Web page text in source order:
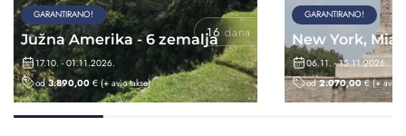
16 dana
GARANTIRANO!
Južna Amerika - 6 zemalja
17.10. - 01.11.2026.
od3.890,00 € (+ avio takse)
GARANTIRANO!
New York,
06.11. - 15.11.2026.
od2.070,00 €(+ avio